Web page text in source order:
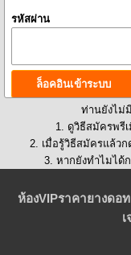
รหัสผ่าน
ท่านยังไม่
1. ดูวิธีสมัครพรี
2. เมื่อรู้วิธีสมัครแล้ว
3. หากยังทำไมได้
ห้องVIPราคายางดอ